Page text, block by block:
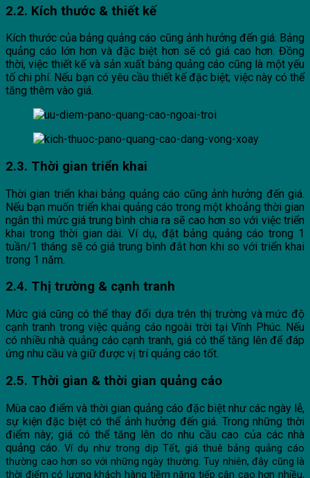
2.2. Kích thước & thiết kế
Kích thước của bảng quảng cáo cũng ảnh hưởng đến giá. Bảng
quảng cáo lớn hơn và đặc biệt hơn sẽ có giá cao hơn. Đồng
thời, việc thiết kế và sản xuất bảng quảng cáo cũng là một yếu
tố chi phí. Nếu bạn có yêu cầu thiết kế đặc biệt; việc này có thể
tăng thêm vào giá.
2.3. Thời gian triển khai
Thời gian triển khai bảng quảng cáo cũng ảnh hưởng đến giá.
Nếu bạn muốn triển khai quảng cáo trong một khoảng thời gian
ngắn thì mức giá trung bình chia ra sẽ cao hơn so với việc triển
khai trong thời gian dài. Ví dụ, đặt bảng quảng cáo trong 1
tuần/1 tháng sẽ có giá trung bình đắt hơn khi so với triển khai
trong 1 năm.
2.4. Thị trường & cạnh tranh
Mức giá cũng có thể thay đổi dựa trên thị trường và mức độ
cạnh tranh trong việc quảng cáo ngoài trời tại Vĩnh Phúc. Nếu
có nhiều nhà quảng cáo cạnh tranh, giá có thể tăng lên để đáp
ứng nhu cầu và giữ được vị trí quảng cáo tốt.
2.5. Thời gian & thời gian quảng cáo
Mùa cao điểm và thời gian quảng cáo đặc biệt như các ngày lễ,
sự kiện đặc biệt có thể ảnh hưởng đến giá. Trong những thời
điểm này; giá có thể tăng lên do nhu cầu cao của các nhà
quảng cáo. Ví dụ như trong dịp Tết, giá thuê bảng quảng cáo
thường cao hơn so với những ngày thường. Tuy nhiên, đây cũng là
thời điểm có lượng khách hàng tiềm năng tiếp cận cao hơn nhiều,